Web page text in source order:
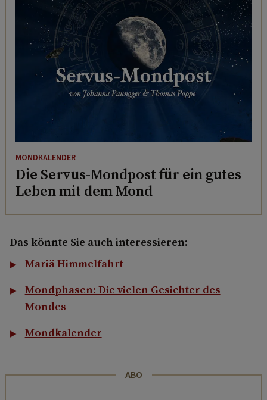
MONDKALENDER
Die Servus-Mondpost für ein gutes
Leben mit dem Mond
Das könnte Sie auch interessieren:
Mariä Himmelfahrt
Mondphasen: Die vielen Gesichter des
Mondes
Mondkalender
ABO